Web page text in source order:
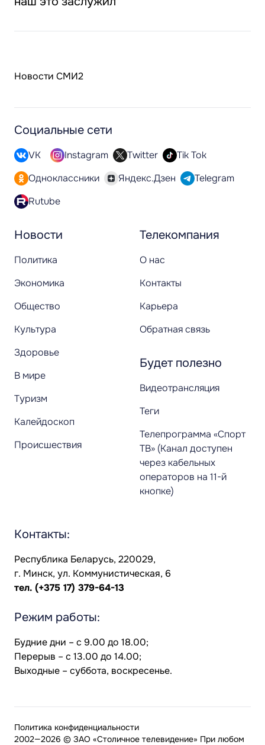
Новости СМИ2
Новости
Политика
Экономика
Общество
Культура
Здоровье
В мире
Туризм
Калейдоскоп
Происшествия
Телекомпания
О нас
Контакты
Карьера
Обратная связь
Будет полезно
Видеотрансляция
Теги
Телепрограмма «Спорт
ТВ» (Канал доступен
через кабельных
операторов на 11-й
кнопке)
Социальные сети
VK Instagram Twitter
Tik Tok
Одноклассники
Яндекс.Дзен
Telegram
Rutube
Контакты:
Республика Беларусь, 220029,
г. Минск, ул. Коммунистическая, 6
тел. (+375 17) 379-64-13
Режим работы:
Будние дни – с 9.00 до 18.00;
Перерыв – с 13.00 до 14.00;
Выходные – суббота, воскресенье.
2002—2026 © ЗАО «Столичное телевидение» При любом
Политика конфиденциальности